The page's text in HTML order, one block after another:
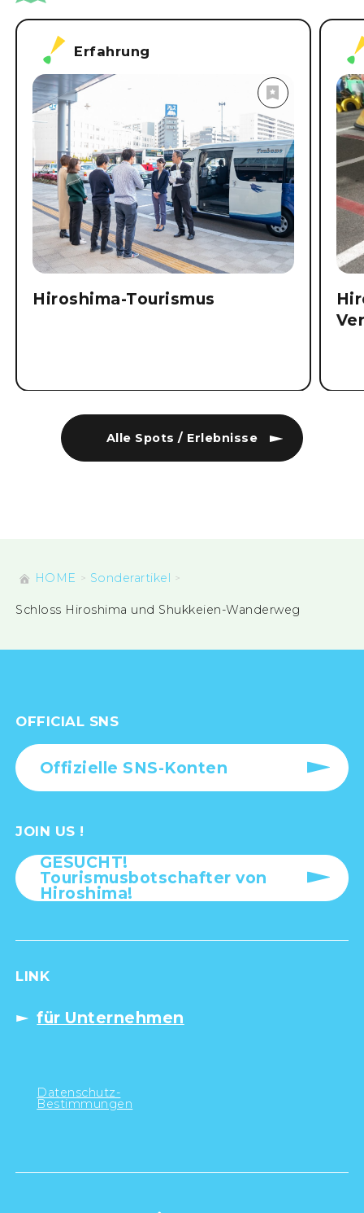
Alle Spots / Erlebnisse
Erfahrung
Hiroshima-Tourismus
HOME Sonderartikel
Schloss Hiroshima und Shukkeien-Wanderweg
OFFICIAL SNS
Offizielle SNS-Konten
JOIN US !
GESUCHT!
Tourismusbotschafter von
Hiroshima!
LINK
für Unternehmen
Datenschutz-
Bestimmungen